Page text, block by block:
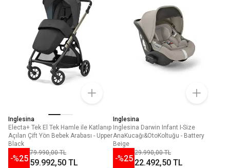
Inglesina
Electa+ Tek El Tek Hamle ile Katlanıp
Açılan Çift Yön Bebek Arabası - Upper
Black
-%25
79.990,00 TL
59.992,50 TL
Inglesina
Inglesina Darwin Infant I-Size
AnaKucağı&OtoKoltuğu - Battery
Beige
-%25
29.990,00 TL
22.492,50 TL